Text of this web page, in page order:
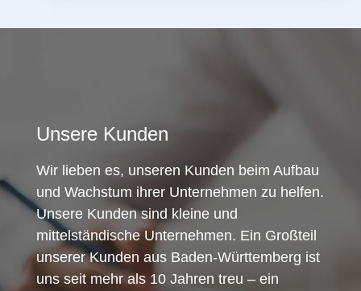
Unsere Kunden
Wir lieben es, unseren Kunden beim Aufbau
und Wachstum ihrer Unternehmen zu helfen.
Unsere Kunden sind kleine und
mittelständische Unternehmen. Ein Großteil
unserer Kunden aus Baden-Württemberg ist
uns seit mehr als 10 Jahren treu – ein